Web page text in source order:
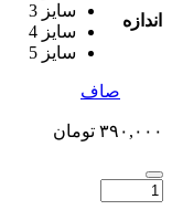
اندازه
سایز 3
سایز 4
سایز 5
صاف
۳۹۰,۰۰۰ تومان